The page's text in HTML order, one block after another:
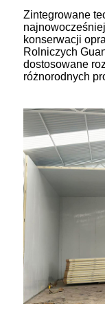
Zintegrowane
konserwacji
Rolniczych
dostosowane
różnorodnych